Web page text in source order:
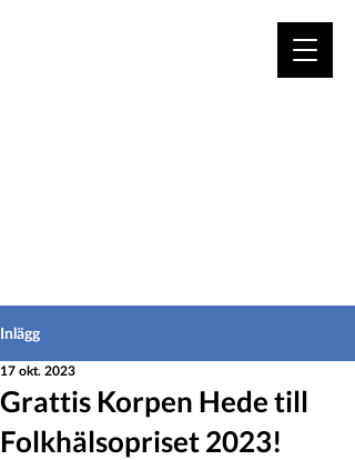
Inlägg
Grattis Korpen Hede till
Folkhälsopriset 2023!
17 okt. 2023